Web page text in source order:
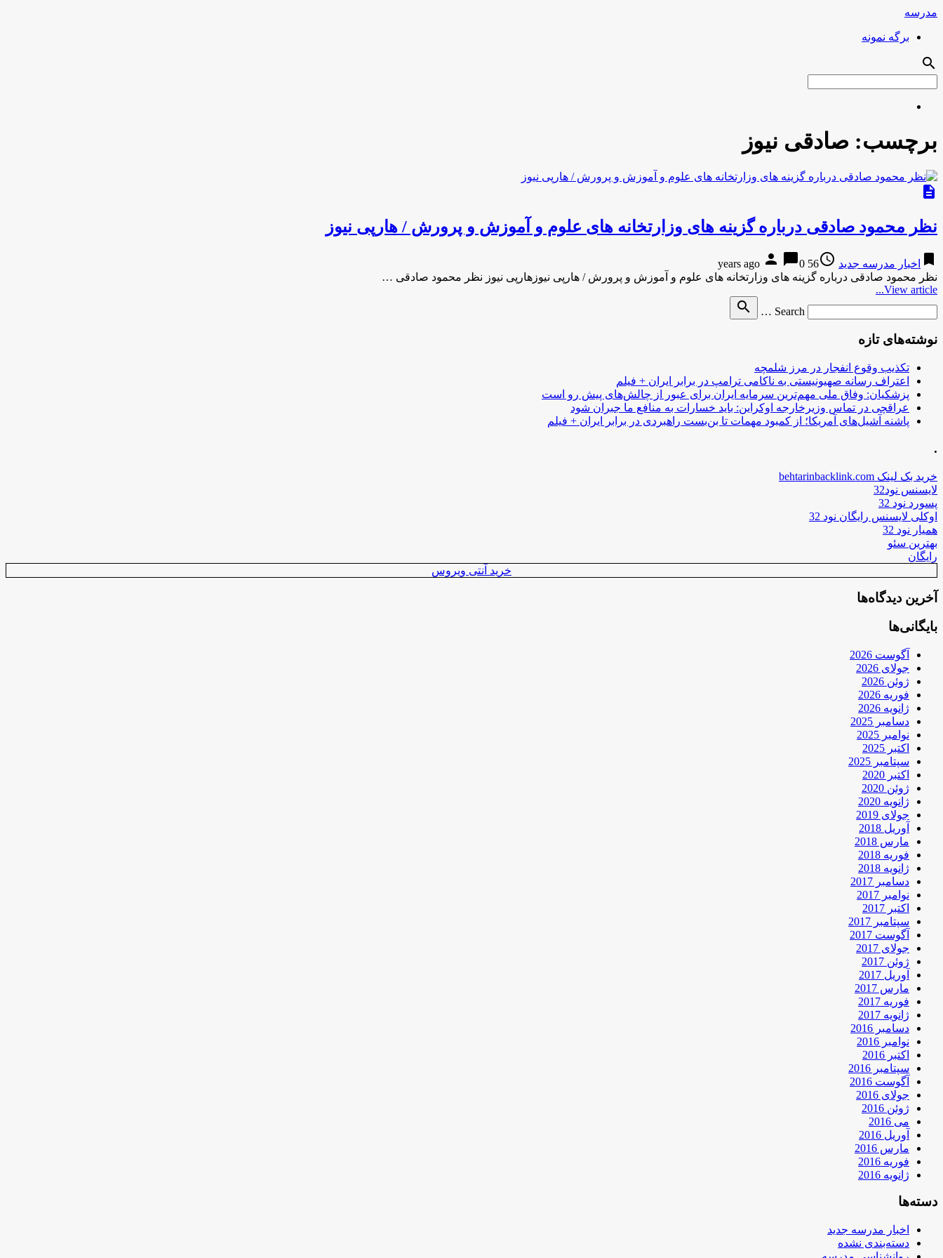
مدرسه
برگه نمونه
search
برچسب: صادقى نیوز
description
نظر محمود صادقى درباره گزینه هاى وزارتخانه هاى علوم و آموزش و پرورش / هارپی نیوز
bookmark اخبار مدرسه جدید access_time
56 years ago
person chat_bubble0
نظر محمود صادقى درباره گزینه هاى وزارتخانه هاى علوم و آموزش و پرورش / هارپی نیوزهارپی نیوز نظر محمود صادقى …
View article...
Search …
search
نوشته‌های تازه
تکذیب وقوع انفجار در مرز شلمچه
اعتراف رسانه صهیونیستی به ناکامی ترامپ در برابر ایران + فیلم
پزشکیان: وفاق ملی مهم‌ترین سرمایه ایران برای عبور از چالش‌های پیش رو است
عراقچی در تماس وزیرخارجه اوکراین: باید خسارات به منافع ما جبران شود
پاشنه آشیل‌های آمریکا؛ از کمبود مهمات تا بن‌بست راهبردی در برابر ایران + فیلم
.
خرید بک لینک behtarinbacklink.com
لایسنس نود32
پسورد نود 32
اوکلی لایسنس رایگان نود 32
همیار نود 32
بهترین سئو
رایگان
خرید آنتی ویروس
آخرین دیدگاه‌ها
بایگانی‌ها
آگوست 2026
جولای 2026
ژوئن 2026
فوریه 2026
ژانویه 2026
دسامبر 2025
نوامبر 2025
اکتبر 2025
سپتامبر 2025
اکتبر 2020
ژوئن 2020
ژانویه 2020
جولای 2019
آوریل 2018
مارس 2018
فوریه 2018
ژانویه 2018
دسامبر 2017
نوامبر 2017
اکتبر 2017
سپتامبر 2017
آگوست 2017
جولای 2017
ژوئن 2017
آوریل 2017
مارس 2017
فوریه 2017
ژانویه 2017
دسامبر 2016
نوامبر 2016
اکتبر 2016
سپتامبر 2016
آگوست 2016
جولای 2016
ژوئن 2016
می 2016
آوریل 2016
مارس 2016
فوریه 2016
ژانویه 2016
دسته‌ها
اخبار مدرسه جدید
دسته‌بندی نشده